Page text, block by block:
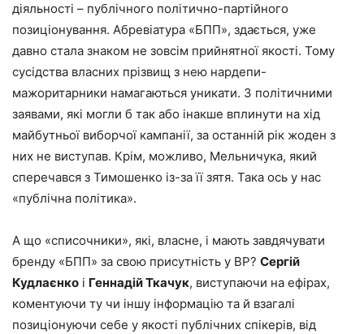
діяльності – публічного політично-партійного
позиціонування. Абревіатура «БПП», здається, уже
давно стала знаком не зовсім прийнятної якості. Тому
сусідства власних прізвищ з нею нардепи-
мажоритарники намагаються уникати. З політичними
заявами, які могли б так або інакше вплинути на хід
майбутньої виборчої кампанії, за останній рік жоден з
них не виступав. Крім, можливо, Мельничука, який
сперечався з Тимошенко із-за її зятя. Така ось у нас
«публічна політика».
А що «списочники», які, власне, і мають завдячувати
бренду «БПП» за свою присутність у ВР? Сергій
Кудлаєнко і Геннадій Ткачук, виступаючи на ефірах,
коментуючи ту чи іншу інформацію та й взагалі
позиціонуючи себе у якості публічних спікерів, від